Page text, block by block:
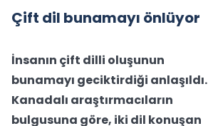
Çift dil bunamayı önlüyor
İnsanın çift dilli oluşunun
bunamayı geciktirdiği anlaşıldı.
Kanadalı araştırmacıların
bulgusuna göre, iki dil konuşan